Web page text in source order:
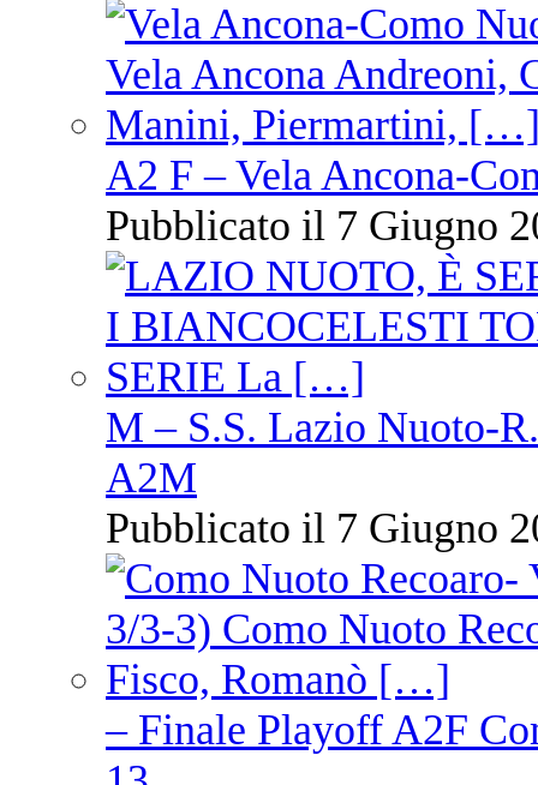
A2 F – Vela Ancona-
Pubblicato il 7 Giugno
M – S.S. Lazio Nuoto-
A2M
Pubblicato il 7 Giugno
– Finale Playoff A2F